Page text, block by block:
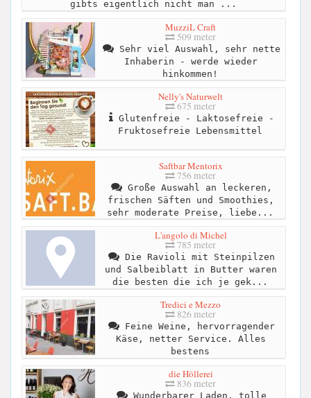
gibts eigentlich nicht man ...
MuzziL Craft
509 meter
Sehr viel Auswahl, sehr nette
Inhaberin - werde wieder
hinkommen!
Nelly's Naturwelt
675 meter
Glutenfreie - Laktosefreie -
Fruktosefreie Lebensmittel
Saftbar Mentorix
756 meter
Große Auswahl an leckeren,
frischen Säften und Smoothies,
sehr moderate Preise, liebe...
L'angolo di Michel
785 meter
Die Ravioli mit Steinpilzen
und Salbeiblatt in Butter waren
die besten die ich je gek...
Tredici e Mezzo
826 meter
Feine Weine, hervorragender
Käse, netter Service. Alles
bestens
die Höllerei
836 meter
Wunderbarer Laden, tolle